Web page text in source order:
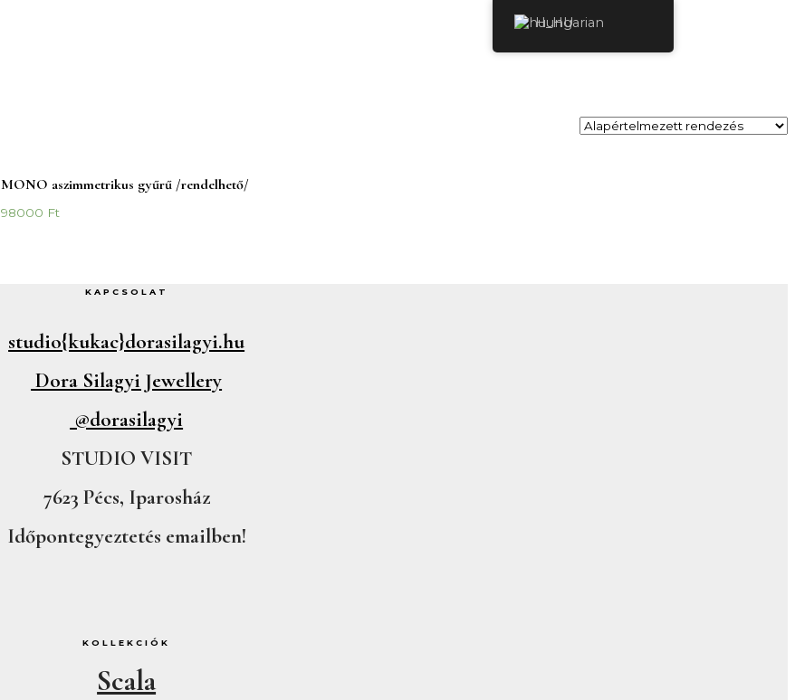
MONO aszimmetrikus gyűrű /rendelhető/
98000 Ft
KAPCSOLAT
studio{kukac}dorasilagyi.hu
Dora Silagyi Jewellery
@dorasilagyi
STUDIO VISIT
7623 Pécs, Iparosház
Időpontegyeztetés emailben!
KOLLEKCIÓK
Scala
Hungarian